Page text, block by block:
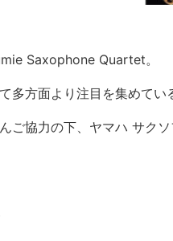
Saxophone Quartet。
多方面より注目を集めてい
ご協力の下、ヤマハ サクソ